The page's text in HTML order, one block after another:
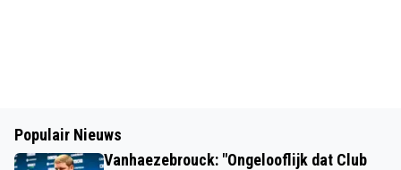
Populair Nieuws
Vanhaezebrouck: "Ongelooflijk dat Club